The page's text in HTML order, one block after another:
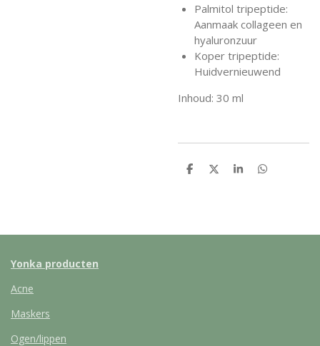
Palmitol tripeptide:
Aanmaak collageen en
hyaluronzuur
Koper tripeptide:
Huidvernieuwend
Inhoud: 30 ml
D
D
S
D
Yonka producten
Acne
Maskers
Ogen/lippen